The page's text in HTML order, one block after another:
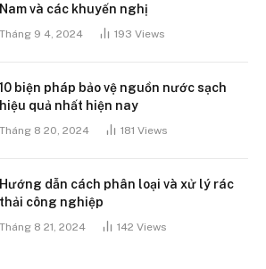
Nam và các khuyến nghị
Tháng 9 4, 2024 193 Views
10 biện pháp bảo vệ nguồn nước sạch
hiệu quả nhất hiện nay
Tháng 8 20, 2024 181 Views
Hướng dẫn cách phân loại và xử lý rác
thải công nghiệp
Tháng 8 21, 2024 142 Views